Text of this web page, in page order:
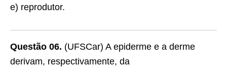
e) reprodutor.
Questão 06. (UFSCar) A epiderme e a derme
derivam, respectivamente, da